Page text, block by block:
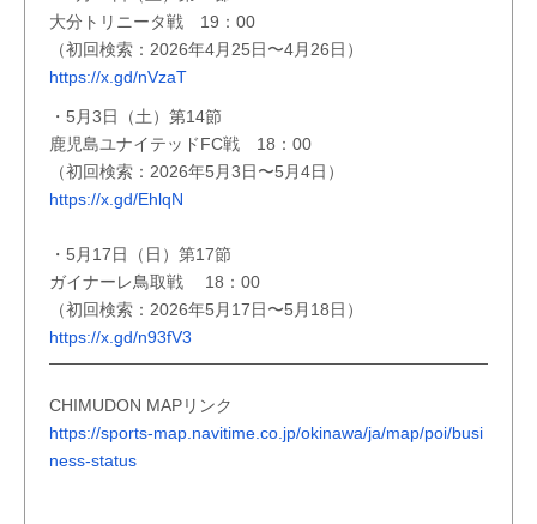
大分トリニータ戦 19：00
（初回検索：2026年4月25日〜4月26日）
https://x.gd/nVzaT
・5月3日（土）第14節
鹿児島ユナイテッドFC戦 18：00
（初回検索：2026年5月3日〜5月4日）
https://x.gd/EhlqN
・5月17日（日）第17節
ガイナーレ鳥取戦 18：00
（初回検索：2026年5月17日〜5月18日）
https://x.gd/n93fV3
CHIMUDON MAPリンク
https://sports-map.navitime.co.jp/okinawa/ja/map/poi/busi
ness-status